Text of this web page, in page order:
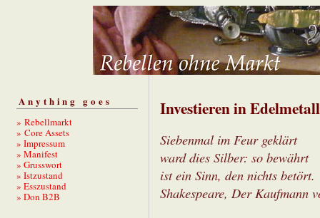
Anything goes
» Rebellmarkt
» Core Assets
» Impressum
» Manifest
» Grusswort
» Istzustand
» Esszustand
» Don B2B
Investieren in
Siebenmal im Feur geklärt
ward dies Silber: so bewährt
ist ein Sinn, den nichts betört.
Shakespeare, Der Kaufmann